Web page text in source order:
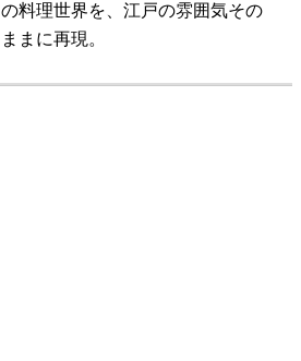
の料理世界を、江戸の雰囲気その
ままに再現。